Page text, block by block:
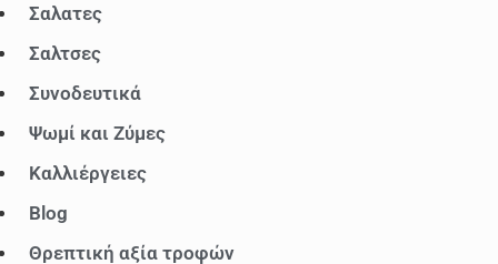
Σαλατες
Σαλτσες
Συνοδευτικά
Ψωμί και Ζύμες
Καλλιέργειες
Blog
Θρεπτική αξία τροφών